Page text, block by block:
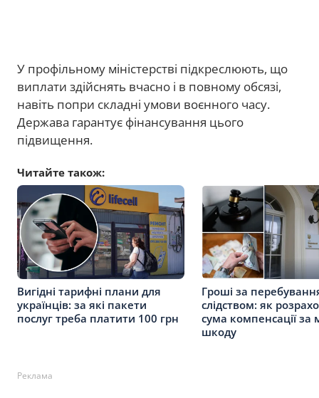
У профільному міністерстві підкреслюють, що
виплати здійснять вчасно і в повному обсязі,
навіть попри складні умови воєнного часу.
Держава гарантує фінансування цього
підвищення.
Читайте також:
Вигідні тарифні плани для
українців: за які пакети
послуг треба платити 100 грн
Гроші за
слідством: як
сума компенсації за
шкоду
Реклама